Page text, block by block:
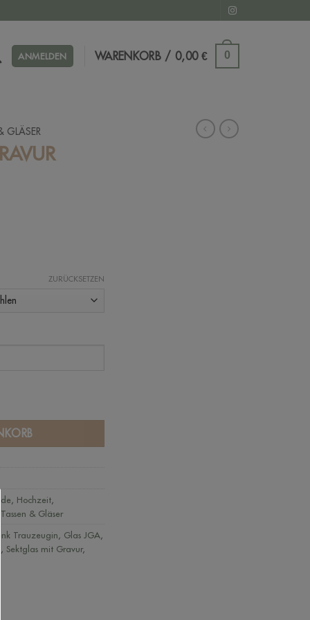
ANMELDEN WARENKORB / 0,00€ 0
GLÄSER
ZURÜCKSETZEN
Menge
, Hochzeit,
Tassen & Gläser
Trauzeugin, Glas JGA,
, Sektglas mit Gravur,